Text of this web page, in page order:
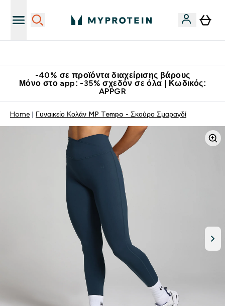
-40% σε προϊόντα διαχείρισης βάρους
Μόνο στο app: -35% σχεδόν σε όλα | Κωδικός:
APPGR
Home Γυναικείο Κολάν MP Tempo - Σκούρο Σμαραγδί